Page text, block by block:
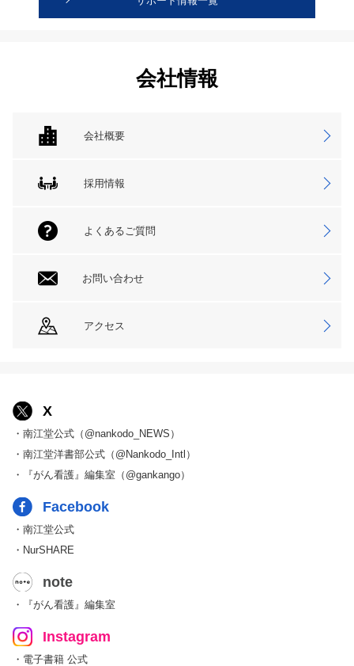
会社情報
会社概要
採用情報
よくあるご質問
お問い合わせ
アクセス
X
・南江堂公式（@nankodo_NEWS）
・南江堂洋書部公式（@Nankodo_Intl）
・『がん看護』編集室（@gankango）
Facebook
・南江堂公式
・NurSHARE
note
・『がん看護』編集室
Instagram
・電子書籍 公式